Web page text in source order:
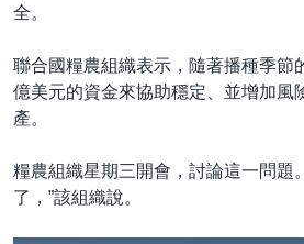
全。
聯合國糧農組織表示，隨著播種季節
億美元的資金來協助穩定、並增加風
產。
糧農組織星期三開會，討論這一問題
了，”該組織說。